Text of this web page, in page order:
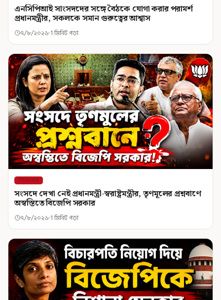
এনসিপিআই সাংসদদের সঙ্গে বৈঠকে যোগা করার পরামর্শ
প্রধানমন্ত্রীর, সকলকে সমান গুরুত্বের আশ্বাস
৭/৮/২০২৬ 1 মিনিট পড়া
শিরোনাম
সংসদে দেখা নেই প্রধানমন্ত্রী-স্বরাষ্ট্রমন্ত্রীর, তৃণমূলের প্রশ্নবাণে
অস্বস্তিতে বিজেপি সরকার
৭/৮/২০২৬ 1 মিনিট পড়া